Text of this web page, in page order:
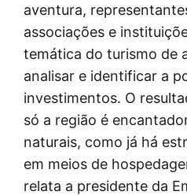
aventura,
associações e
temática do turismo de
analisar e identificar a
investimentos. O
só a região é
naturais, como já há
em meios de
relata a presidente da